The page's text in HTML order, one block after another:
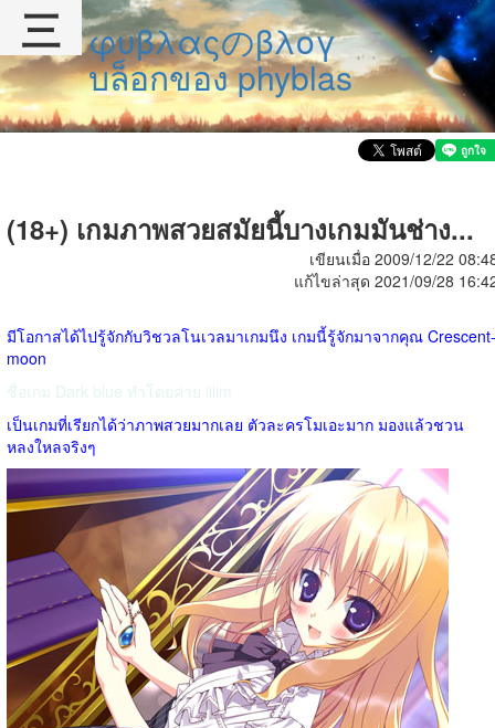
φυβλαςのβλογ
บล็อกของ phyblas
(18+) เกมภาพสวยสมัยนี้บางเกมมันช่าง...
เขียนเมื่อ 2009/12/22
แก้ไขล่าสุด 2021/09/28
มีโอกาสได้ไปรู้จักกับวิชวลโนเวลมาเกมนึง เกมนี้รู้จักมาจากคุณ Crescent-
moon
ชื่อเกม Dark blue ทำโดยค่าย lilim
เป็นเกมที่เรียกได้ว่าภาพสวยมากเลย ตัวละครโมเอะมาก มองแล้วชวน
หลงใหลจริงๆ
三